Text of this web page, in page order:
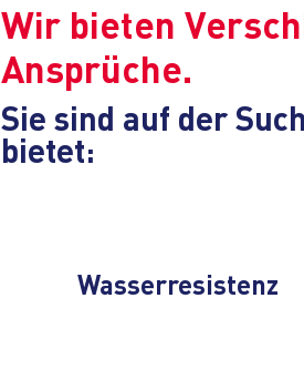
Wir bieten
Ansprüche.
Sie sind auf der
bietet:
Wasserresistenz